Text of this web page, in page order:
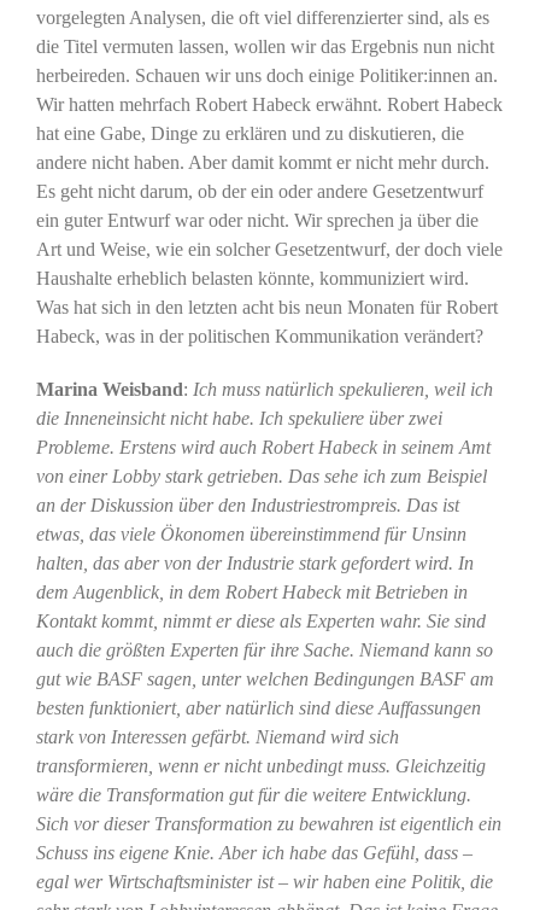
vorgelegten Analysen, die oft viel differenzierter sind, als es
die Titel vermuten lassen, wollen wir das Ergebnis nun nicht
herbeireden. Schauen wir uns doch einige Politiker:innen an.
Wir hatten mehrfach Robert Habeck erwähnt. Robert Habeck
hat eine Gabe, Dinge zu erklären und zu diskutieren, die
andere nicht haben. Aber damit kommt er nicht mehr durch.
Es geht nicht darum, ob der ein oder andere Gesetzentwurf
ein guter Entwurf war oder nicht. Wir sprechen ja über die
Art und Weise, wie ein solcher Gesetzentwurf, der doch viele
Haushalte erheblich belasten könnte, kommuniziert wird.
Was hat sich in den letzten acht bis neun Monaten für Robert
Habeck, was in der politischen Kommunikation verändert?
Marina Weisband: Ich muss natürlich spekulieren, weil ich
die Inneneinsicht nicht habe. Ich spekuliere über zwei
Probleme. Erstens wird auch Robert Habeck in seinem Amt
von einer Lobby stark getrieben. Das sehe ich zum Beispiel
an der Diskussion über den Industriestrompreis. Das ist
etwas, das viele Ökonomen übereinstimmend für Unsinn
halten, das aber von der Industrie stark gefordert wird. In
dem Augenblick, in dem Robert Habeck mit Betrieben in
Kontakt kommt, nimmt er diese als Experten wahr. Sie sind
auch die größten Experten für ihre Sache. Niemand kann so
gut wie BASF sagen, unter welchen Bedingungen BASF am
besten funktioniert, aber natürlich sind diese Auffassungen
stark von Interessen gefärbt. Niemand wird sich
transformieren, wenn er nicht unbedingt muss. Gleichzeitig
wäre die Transformation gut für die weitere Entwicklung.
Sich vor dieser Transformation zu bewahren ist eigentlich ein
Schuss ins eigene Knie. Aber ich habe das Gefühl, dass –
egal wer Wirtschaftsminister ist – wir haben eine Politik, die